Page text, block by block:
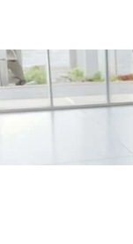
/fragments/plp-details